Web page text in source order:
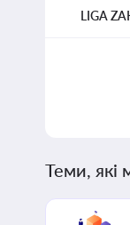
LIGA
Теми, які